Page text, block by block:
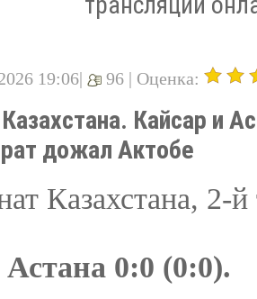
19:06| 96 | Оценка:
Кайсар и
дожал Актобе
Казахстана, 2-й
0:0 (0:0).